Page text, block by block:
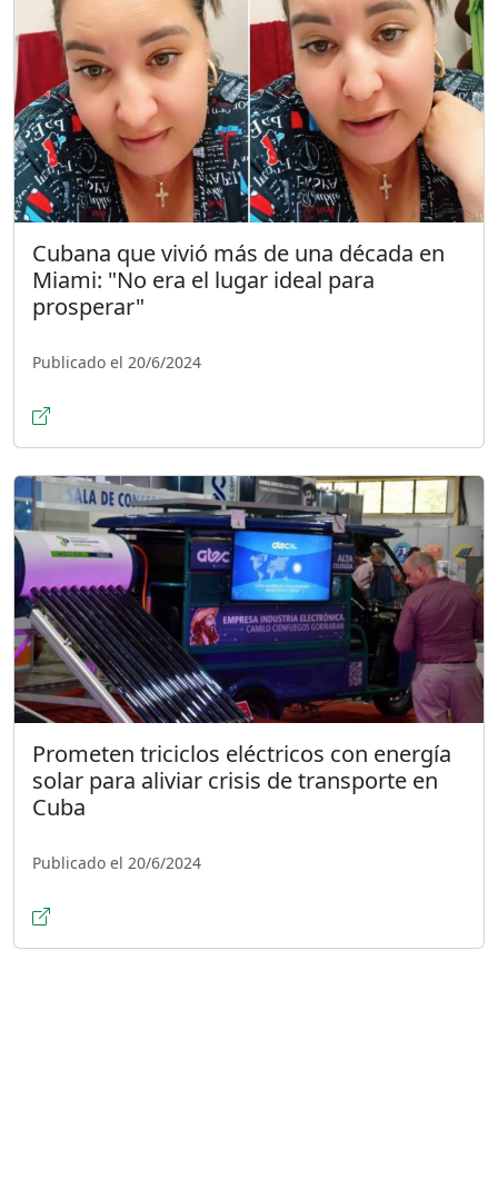
Cubana que vivió más de una década en
Miami: "No era el lugar ideal para
prosperar"
Publicado el 20/6/2024
Prometen triciclos eléctricos con energía
solar para aliviar crisis de transporte en
Cuba
Publicado el 20/6/2024